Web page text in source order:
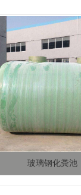
玻璃钢化粪池